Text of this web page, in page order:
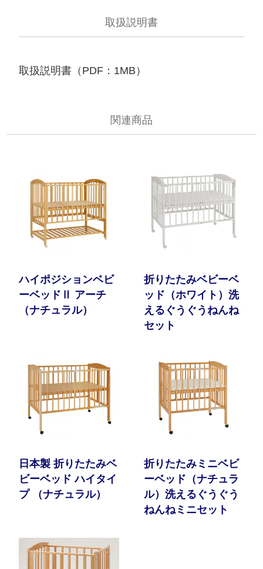
取扱説明書
取扱説明書（PDF：1MB）
関連商品
ハイポジションベビ
ーベッドⅡ アーチ
（ナチュラル）
折りたたみベビーベ
ッド（ホワイト）洗
えるぐうぐうねんね
セット
日本製 折りたたみベ
ビーベッド ハイタイ
プ （ナチュラル）
折りたたみミニベビ
ーベッド（ナチュラ
ル）洗えるぐうぐう
ねんねミニセット